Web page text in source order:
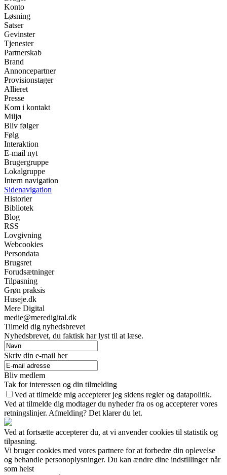
Konto
Løsning
Satser
Gevinster
Tjenester
Partnerskab
Brand
Annoncepartner
Provisionstager
Allieret
Presse
Kom i kontakt
Miljø
Bliv følger
Følg
Interaktion
E-mail nyt
Brugergruppe
Lokalgruppe
Intern navigation
Sidenavigation
Historier
Bibliotek
Blog
RSS
Lovgivning
Webcookies
Persondata
Brugsret
Forudsætninger
Tilpasning
Grøn praksis
Huseje.dk
Mere Digital
medie@meredigital.dk
Tilmeld dig nyhedsbrevet
Nyhedsbrevet, du faktisk har lyst til at læse.
Skriv din e-mail her
Bliv medlem
Tak for interessen og din tilmelding
Ved at tilmelde mig accepterer jeg sidens regler og datapolitik.
Ved at tilmelde dig modtager du nyheder fra os og accepterer vores
retningslinjer. Afmelding? Det klarer du let.
Ved at fortsætte accepterer du, at vi anvender cookies til statistik og
tilpasning.
Vi bruger cookies med vores partnere for at forbedre din oplevelse
og behandle personoplysninger. Du kan ændre dine indstillinger når
som helst